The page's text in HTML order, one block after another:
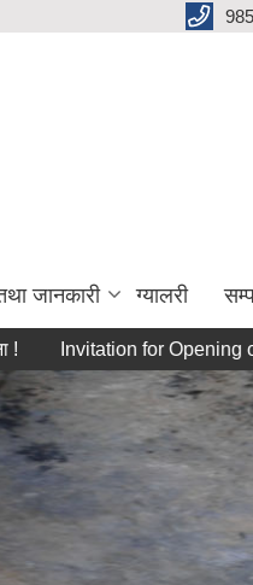
जानकारी ग्यालरी
for Opening of Price